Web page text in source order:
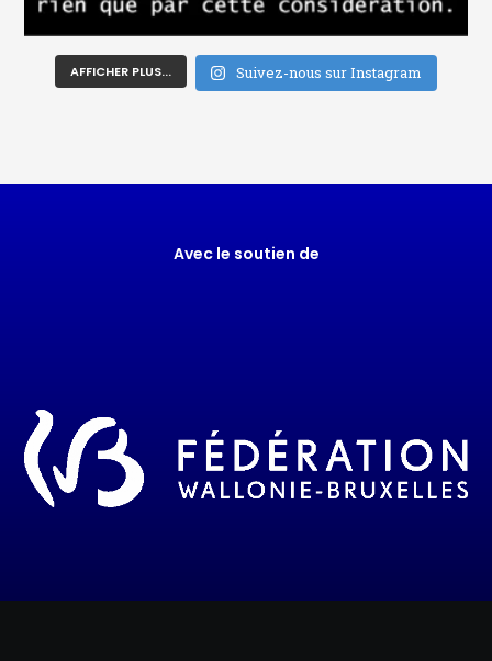
AFFICHER PLUS... Suivez-nous sur Instagram
Avec le soutien de